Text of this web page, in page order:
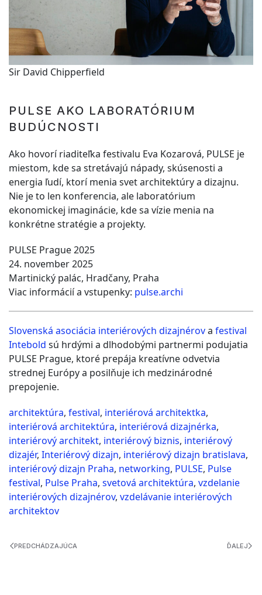
Sir David Chipperfield
PULSE AKO LABORATÓRIUM
BUDÚCNOSTI
Ako hovorí riaditeľka festivalu Eva Kozarová, PULSE je
miestom, kde sa stretávajú nápady, skúsenosti a
energia ľudí, ktorí menia svet architektúry a dizajnu.
Nie je to len konferencia, ale laboratórium
ekonomickej imaginácie, kde sa vízie menia na
konkrétne stratégie a projekty.
PULSE Prague 2025
24. november 2025
Martinický palác, Hradčany, Praha
Viac informácií a vstupenky: pulse.archi
Slovenská asociácia interiérových dizajnérova festival
Intebold sú hrdými a dlhodobými partnermi podujatia
PULSE Prague, ktoré prepája kreatívne odvetvia
strednej Európy a posilňuje ich medzinárodné
prepojenie.
architektúra, festival, interiérová architektka,
interiérová architektúra, interiérová dizajnérka,
interiérový architekt, interiérový biznis, interiérový
dizajér, Interiérový dizajn, interiérový dizajn bratislava,
interiérový dizajn Praha, networking, PULSE, Pulse
festival, Pulse Praha, svetová architektúra, vzdelanie
interiérových dizajnérov, vzdelávanie interiérových
architektov
PREDCHÁDZAJÚCA ĎALEJ